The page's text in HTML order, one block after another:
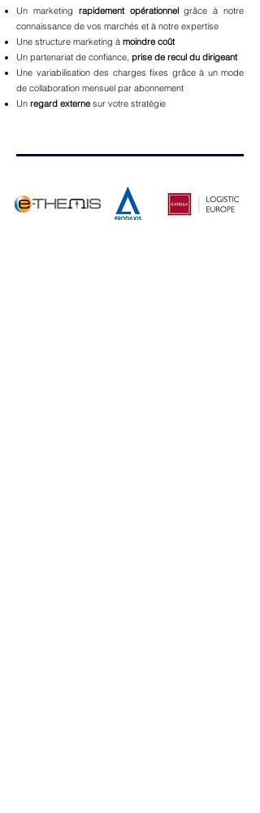
Un marketing rapidement opérationnelgrâce à notre
connaissance de vos marchés et à notre expertise
Une structure marketing à moindre coût
Un partenariat de confiance, prise de recul du dirigeant
Une variabilisation des charges fixes grâce à un mode
de collaboration mensuel par abonnement
Un regard externe sur votre stratégie